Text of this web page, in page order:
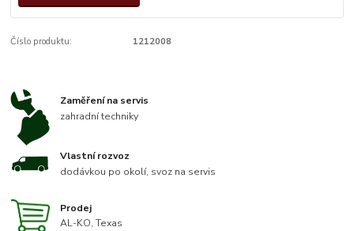
Číslo produktu: 1212008
Zaměření na servis
zahradní techniky
Vlastní rozvoz
dodávkou po okolí, svoz na servis
Prodej
AL-KO, Texas